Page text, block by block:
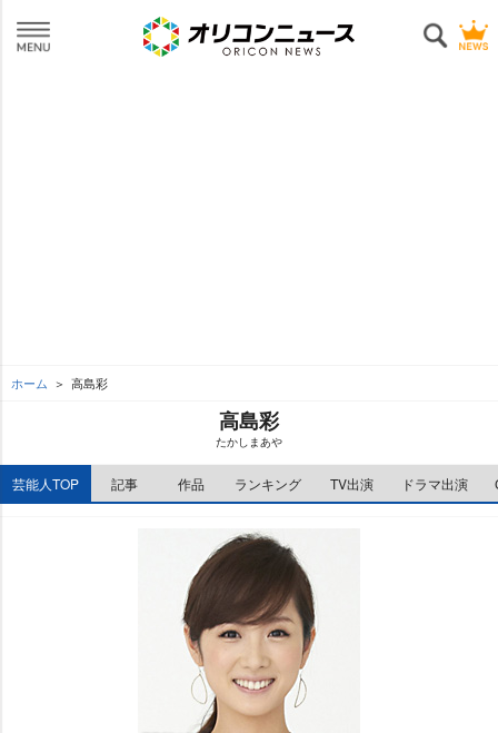
ホーム 高島彩
高島彩
たかしまあ
芸能人TOP 記事 作品 ランキング TV出演 ドラマ出演